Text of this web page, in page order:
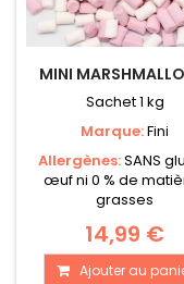
MINI
Sachet 1 kg
Marque:Fini
Allergènes:SANS
œuf ni 0 % de
grasses
14,99 €
Ajouter au